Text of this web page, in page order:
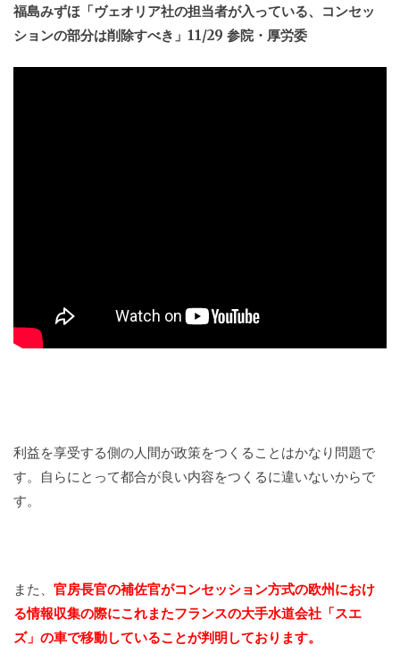
福島みずほ「ヴェオリア社の担当者が入っている、コンセッ
ションの部分は削除すべき」11/29 参院・厚労委
利益を享受する側の人間が政策をつくることはかなり問題で
す。自らにとって都合が良い内容をつくるに違いないからで
す。
また、 官房長官の補佐官がコンセッション方式の欧州におけ
る情報収集の際にこれまたフランスの大手水道会社「スエ
ズ」の車で移動していることが判明しております。